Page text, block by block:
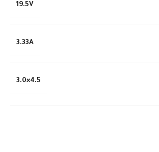
19.5V
3.33A
4.5×3.0